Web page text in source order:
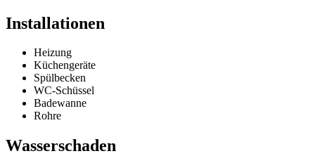
Installationen
Heizung
Küchengeräte
Spülbecken
WC-Schüssel
Badewanne
Rohre
Wasserschaden